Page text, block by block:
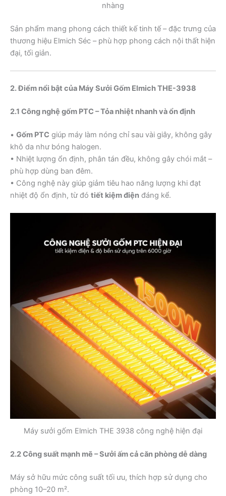
nhàng
Sản phẩm mang phong cách thiết kế tinh tế – đặc trưng của
thương hiệu Elmich Séc – phù hợp phong cách nội thất hiện
đại, tối giản.
2. Điểm nổi bật của Máy Sưởi Gốm Elmich THE-3938
2.1 Công nghệ gốm PTC – Tỏa nhiệt nhanh và ổn định
• Gốm PTC giúp máy làm nóng chỉ sau vài giây, không gây
khô da như bóng halogen.
• Nhiệt lượng ổn định, phân tán đều, không gây chói mắt –
phù hợp dùng ban đêm.
• Công nghệ này giúp giảm tiêu hao năng lượng khi đạt
nhiệt độ ổn định, từ đó tiết kiệm điện đáng kể.
Máy sưởi gốm Elmich THE 3938 công nghệ hiện đại
2.2 Công suất mạnh mẽ – Sưởi ấm cả căn phòng dễ dàng
Máy sở hữu mức công suất tối ưu, thích hợp sử dụng cho
phòng 10–20 m².